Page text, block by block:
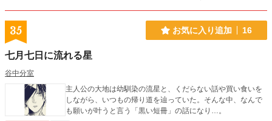
35 お気に入り追加 16
七月七日に流れる星
谷中分室
主人公の大地は幼馴染の流星と、くだらない話や買い食いを
しながら、いつもの帰り道を辿っていた。そんな中、なんで
も願いが叶うと言う「黒い短冊」の話になり…。